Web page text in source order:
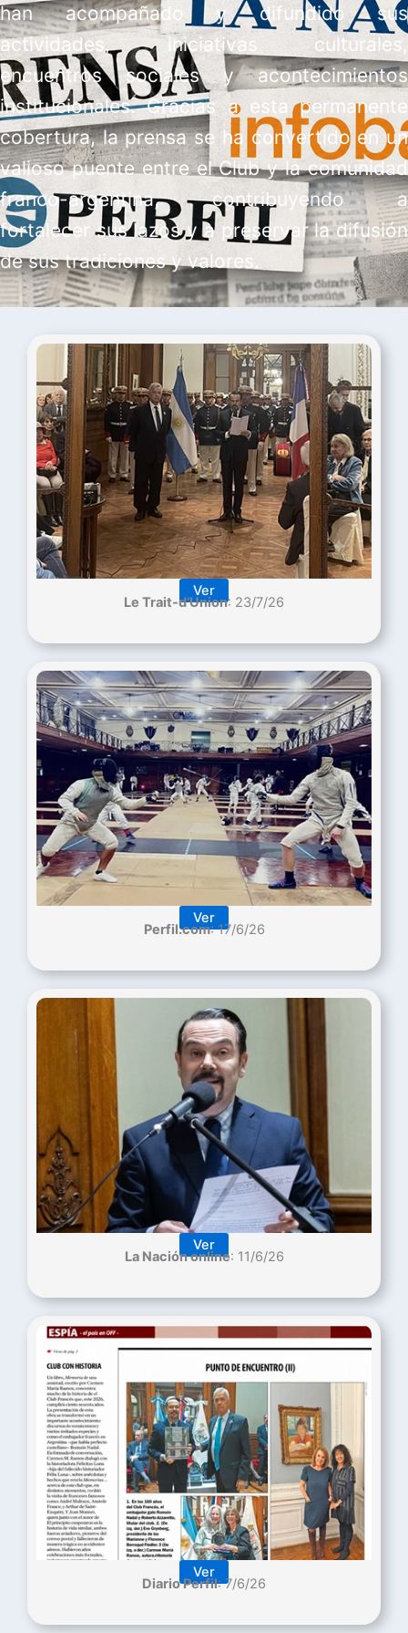
han acompañado y difundido sus
actividades, iniciativas culturales,
encuentros sociales y acontecimientos
institucionales. Gracias a esta permanente
cobertura, la prensa se ha convertido en un
valioso puente entre el Club y la comunidad
franco-argentina, contribuyendo a
fortalecer sus lazos y a preservar la difusión
de sus tradiciones y valores.
Ver
Le Trait-d’Union: 23/7/26
Ver
Perfil.com: 17/6/26
Ver
La Nación online: 11/6/26
Ver
Diario Perfil: 7/6/26